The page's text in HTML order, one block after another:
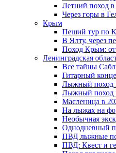
Летний поход в
Через горы в
Крым
Пеший тур по
В Ялту, через
Поход Крым: от
Ленинградская
Все тайны
Гитарный
Лыжный поход
Лыжный поход
Масленица в
На лыжах на
Необычная
Однодневный
ПВД лыжные
ПВД: Квест и